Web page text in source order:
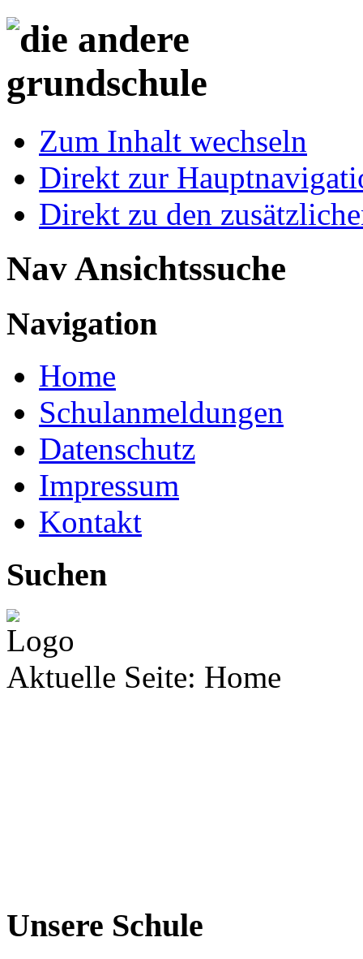
Zum Inhalt wechseln
Direkt zur
Direkt zu den
Nav Ansichtssuche
Navigation
Home
Schulanmeldungen
Datenschutz
Impressum
Kontakt
Suchen
Aktuelle Seite: Home
Unsere Schule